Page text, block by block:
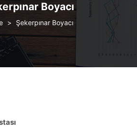
Boyacı
> Şekerpınar Boyacı